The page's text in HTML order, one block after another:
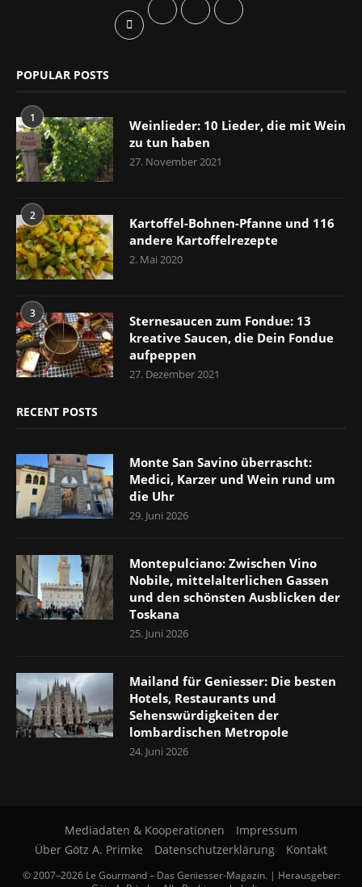
POPULAR POSTS
1
Weinlieder: 10 Lieder, die mit Wein
zu tun haben
27. November 2021
2
Kartoffel-Bohnen-Pfanne und 116
andere Kartoffelrezepte
2. Mai 2020
3
Sternesaucen zum Fondue: 13
kreative Saucen, die Dein Fondue
aufpeppen
27. Dezember 2021
RECENT POSTS
Monte San Savino überrascht:
Medici, Karzer und Wein rund um
die Uhr
29. Juni 2026
Montepulciano: Zwischen Vino
Nobile, mittelalterlichen Gassen
und den schönsten Ausblicken der
Toskana
25. Juni 2026
Mailand für Geniesser: Die besten
Hotels, Restaurants und
Sehenswürdigkeiten der
lombardischen Metropole
24. Juni 2026
Mediadaten & Kooperationen
Impressum
Über Götz A. Primke
Datenschutzerklärung Kontakt
© 2007–2026 Le Gourmand – Das Geniesser-Magazin. | Herausgeber: